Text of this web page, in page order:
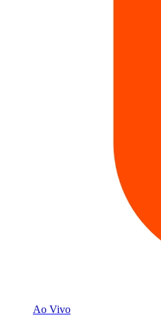
Ao Vivo